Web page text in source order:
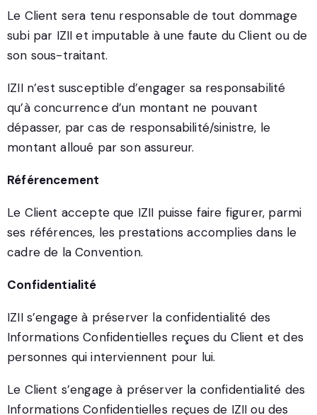
Le Client sera tenu responsable de tout dommage
subi par IZII et imputable à une faute du Client ou de
son sous-traitant.
IZII n’est susceptible d’engager sa responsabilité
qu’à concurrence d’un montant ne pouvant
dépasser, par cas de responsabilité/sinistre, le
montant alloué par son assureur.
Référencement
Le Client accepte que IZII puisse faire figurer, parmi
ses références, les prestations accomplies dans le
cadre de la Convention.
Confidentialité
IZII s’engage à préserver la confidentialité des
Informations Confidentielles reçues du Client et des
personnes qui interviennent pour lui.
Le Client s’engage à préserver la confidentialité des
Informations Confidentielles reçues de IZII ou des